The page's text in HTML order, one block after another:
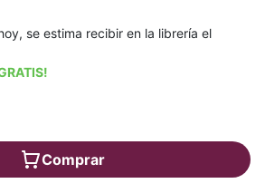
se estima recibir en la librería el
Comprar